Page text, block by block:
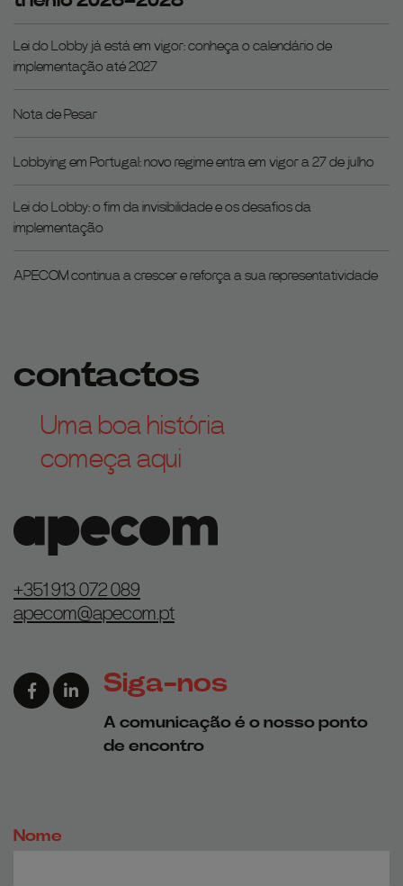
Lei do Lobby já está em vigor: conheça o calendário de
implementação até 2027
Nota de Pesar
Lobbying em Portugal: novo regime entra em vigor a 27 de julho
Lei do Lobby: o fim da invisibilidade e os desafios da
implementação
APECOM continua a crescer e reforça a sua representatividade
contactos
Uma boa história
começa aqui
+351 913 072 089
apecom@apecom.pt
Link para a página de Facebook
Link para a página de Linkedin
Siga-nos
A comunicação é o nosso ponto
de encontro
Nome